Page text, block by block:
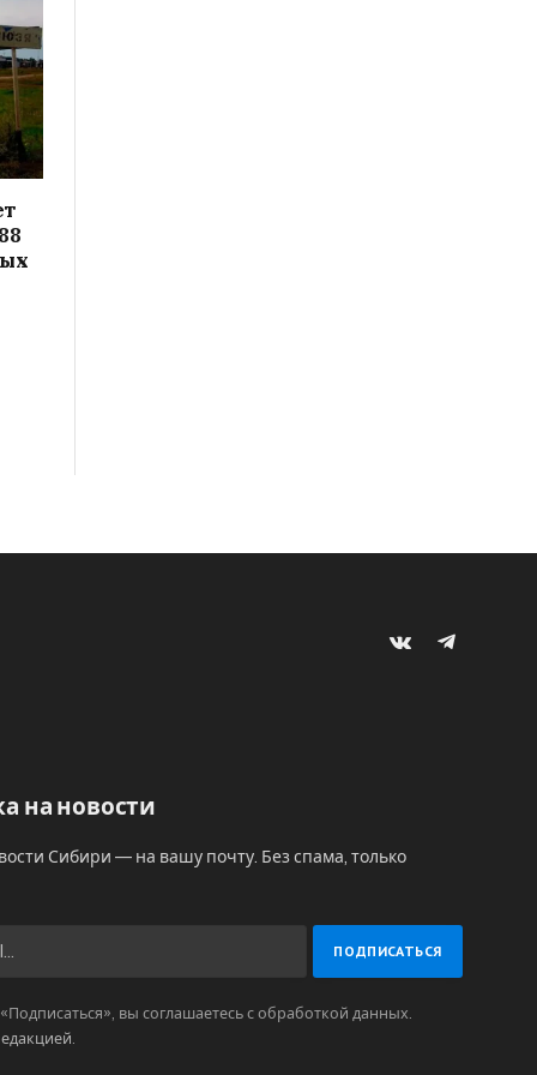
VKontakteTelegram
на новости
Сибири — на вашу почту. Без спама, только
вы соглашаетесь с обработкой данных.
.